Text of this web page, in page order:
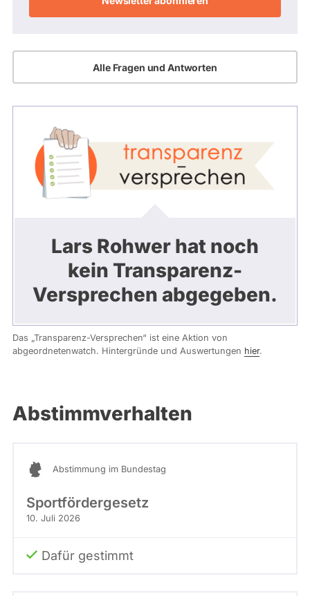
Alle Fragen und Antworten
Lars Rohwer hat noch
kein Transparenz-
Versprechen abgegeben.
Das „Transparenz-Versprechen“ ist eine Aktion von
abgeordnetenwatch. Hintergründe und Auswertungen hier.
Abstimmverhalten
Abstimmung im Bundestag
Sportfördergesetz
10. Juli 2026
Dafür gestimmt